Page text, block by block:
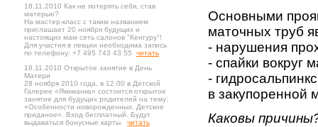
18.11.2010 Как не потерять себя, став
матерью?
На мастер-класс с таким названием
приглашает 20 ноября будущих и
настоящих мам сеть салонов "Кенгуру"!
Для участия в лекции необходима запись
по телефону: +7 495 743 43 55 читать
18.11.2010 Открытое занятие в День
Матери
28 ноября 2010 года, в 12.00 в Детской
Галерее «Якиманка» состоится открытое
занятие для будущих родителей на тему:
«Особенности новорожденных. Детское
приданое». Вход бесплатный. Будут
выдаваться бонусные карты. читать
Основными
маточных труб
- нарушения
- спайки вокруг
-
в закупоренной
Каковы